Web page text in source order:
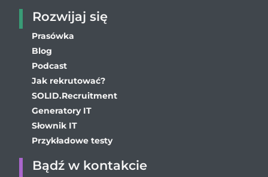
Rozwijaj się
Prasówka
Blog
Podcast
Jak rekrutować?
SOLID.Recruitment
Generatory IT
Słownik IT
Przykładowe testy
Bądź w kontakcie